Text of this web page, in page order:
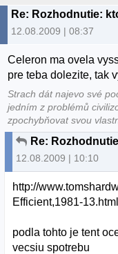
12.08.2009 | 08:37
Celeron ma ovela
pre teba dolezite, tak
Strach dát najevo své
jedním z problémů
zpochybňovat svou
12.08.2009 | 10:10
http://
Efficient,1981-13.html
podla tohto je tent
vecsiu spotrebu